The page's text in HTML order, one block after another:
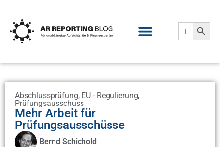
Search
for:
Abschlussprüfung, EU - Regulierung,
Prüfungsausschuss
Mehr Arbeit für
Prüfungsausschüsse
Bernd Schichold